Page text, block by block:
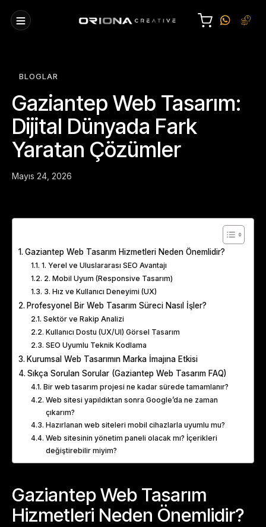
BLOGLAR
Gaziantep Web Tasarım:
Dijital Dünyada Fark
Yaratan Çözümler
Mayıs 24, 2026
Gaziantep Web Tasarım Hizmetleri Neden Önemlidir?
1. Yerel ve Uluslararası SEO Avantajı
2. Mobil Uyum (Responsive Tasarım)
3. Hız ve Kullanıcı Deneyimi (UX)
Profesyonel Bir Web Tasarım Süreci Nasıl İşler?
Sektör ve Rakip Analizi
Kullanıcı Dostu (UX/UI) Görsel Tasarım
SEO Uyumlu Teknik Kodlama
Kurumsal Web Tasarımın Marka İmajına Etkisi
Sıkça Sorulan Sorular (Gaziantep Web Tasarım FAQ)
Bir web tasarım projesi ne kadar sürede tamamlanır?
Web sitesi yapıldıktan sonra Google’da ne zaman
çıkarım?
Hazırlanan web siteleri mobil cihazlarla uyumlu mu?
Web sitesinin yönetim paneli olacak mı? İçerikleri
değiştirebilir miyim?
Gaziantep Web Tasarım
Hizmetleri Neden Önemlidir?